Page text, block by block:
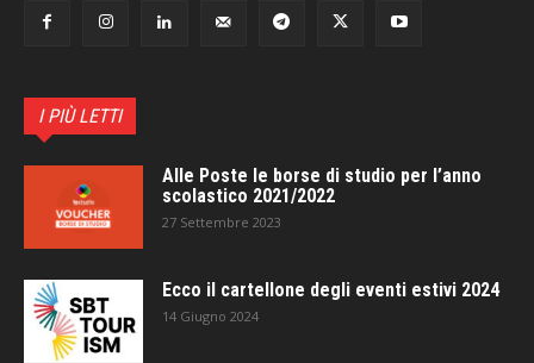
I PIÙ LETTI
Alle Poste le borse di studio per l’anno
scolastico 2021/2022
27 Settembre 2023
Ecco il cartellone degli eventi estivi 2024
14 Giugno 2024